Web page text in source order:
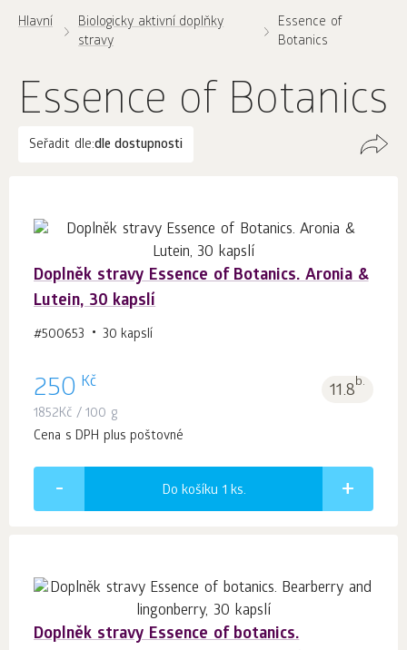
Hlavní
Biologicky aktivní doplňky
stravy
Essence of
Botanics
Essence of Botanics
Seřadit dle:dle dostupnosti
Doplněk stravy Essence of Botanics. Aronia &
Lutein, 30 kapslí
#500653 30 kapslí
250 Kč 11.8b.
1852Kč / 100 g
Cena s DPH plus poštovné
Do košíku 1 ks.
Doplněk stravy Essence of botanics.